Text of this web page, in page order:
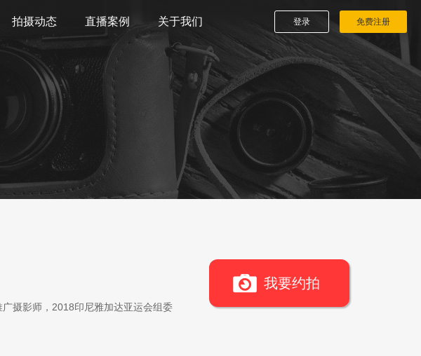
拍摄动态 直播案例 关于我们 登录 免费注册
摄影师，2018印尼雅加达亚运会组委
我要约拍